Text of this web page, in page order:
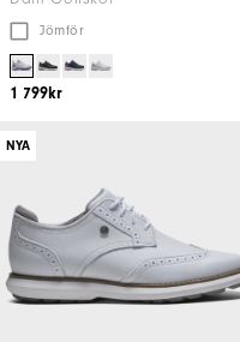
Jömför
1 799kr
NYA